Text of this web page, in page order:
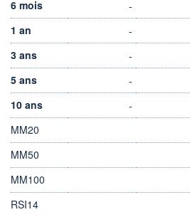
6 mois
-
1 an
-
3 ans
-
5 ans
-
10 ans
-
MM20
MM50
MM100
RSI14